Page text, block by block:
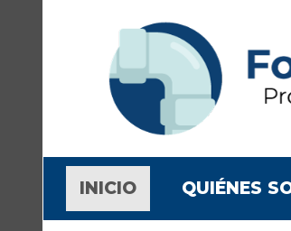
INICIO(CURRENT)
QUIÉNES